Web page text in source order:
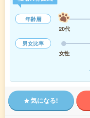
年齢層
20代
男女比率
女性
気になる!